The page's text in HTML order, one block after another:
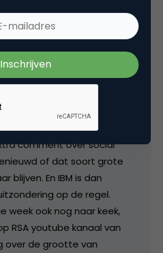
op sociaal kapitaal.
nu nog tijd
“the app effect” hebben
hiervan de perceptie
geïnterpreteerd btw.
comment over social
of dat soort grote
blijven. En IBM is dan
op de regel.
week ook nog naar keek,
RSA youtube kanaal van
over de grootte van